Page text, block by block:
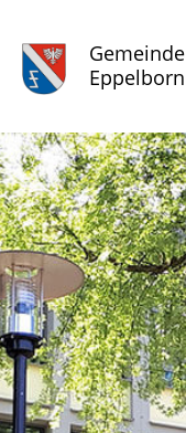
Gemeinde
Eppelborn